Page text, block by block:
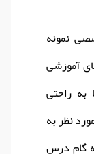
نمونه
آموزشی
راحتی
نظر به
گام درس